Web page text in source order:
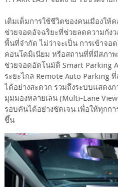
เติมเต็มการใช้ชีวิตของคนเมืองให้
ช่วยจอดอัจฉริยะที่ช่วยลดความกัง
พื้นที่จำกัด ไม่ว่าจะเป็น การเข้าจอ
คอนโดมิเนียม หรือสถานที่ที่มีสภา
ช่วยจอดอัตโนมัติ Smart Parking
ระยะไกล Remote Auto Parking
ได้อย่างสะดวก รวมถึงระบบแสดง
มุมมองหลายเลน (Multi-Lane
รอบคันได้อย่างชัดเจน เพื่อให้ทุกกา
ขึ้น